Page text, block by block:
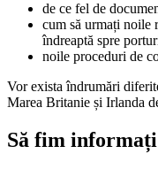
de ce fel de
cum să urmați noile
îndreaptă spre
noile proceduri de
Vor exista îndrumări
Marea Britanie și Irlanda
Să fim informați